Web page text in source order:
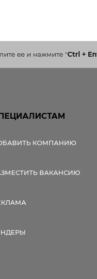
ее и нажмите"Ctrl +
КОМПАНИЮ
ВАКАНСИЮ